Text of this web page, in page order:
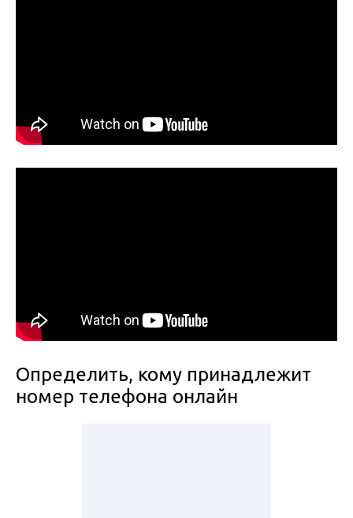
Определить, кому принадлежит
номер телефона онлайн